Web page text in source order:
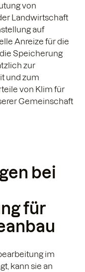
von
Landwirtschaft
auf
Anreize für die
Speicherung
zur
und zum
von Klim für
Gemeinschaft
bei
für
im
kann sie an